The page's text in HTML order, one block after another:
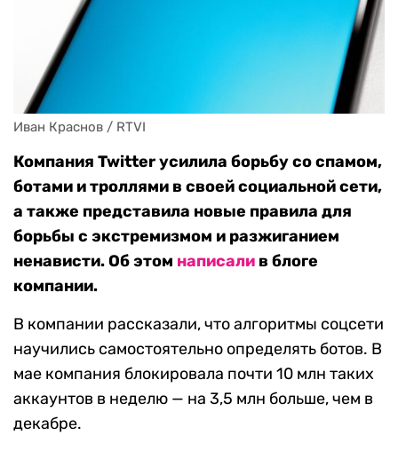
Иван Краснов / RTVI
Компания Twitter усилила борьбу со спамом,
ботами и троллями в своей социальной сети,
а также представила новые правила для
борьбы с экстремизмом и разжиганием
ненависти. Об этом написали в блоге
компании.
В компании рассказали, что алгоритмы соцсети
научились самостоятельно определять ботов. В
мае компания блокировала почти 10 млн таких
аккаунтов в неделю — на 3,5 млн больше, чем в
декабре.